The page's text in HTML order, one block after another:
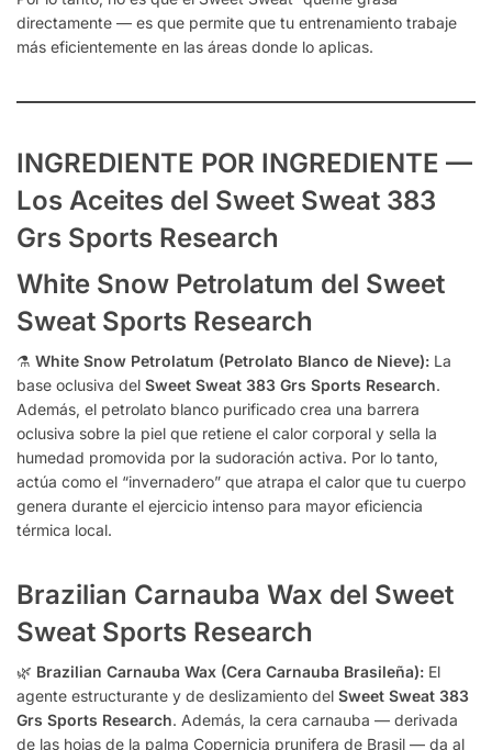
directamente — es que permite que tu entrenamiento trabaje
más eficientemente en las áreas donde lo aplicas.
INGREDIENTE POR INGREDIENTE —
Los Aceites del Sweet Sweat 383
Grs Sports Research
White Snow Petrolatum del Sweet
Sweat Sports Research
⚗️ White Snow Petrolatum (Petrolato Blanco de Nieve): La
base oclusiva del Sweet Sweat 383 Grs Sports Research.
Además, el petrolato blanco purificado crea una barrera
oclusiva sobre la piel que retiene el calor corporal y sella la
humedad promovida por la sudoración activa. Por lo tanto,
actúa como el “invernadero” que atrapa el calor que tu cuerpo
genera durante el ejercicio intenso para mayor eficiencia
térmica local.
Brazilian Carnauba Wax del Sweet
Sweat Sports Research
🌿 Brazilian Carnauba Wax (Cera Carnauba Brasileña): El
agente estructurante y de deslizamiento del Sweet Sweat 383
Grs Sports Research. Además, la cera carnauba — derivada
de las hojas de la palma Copernicia prunifera de Brasil — da al